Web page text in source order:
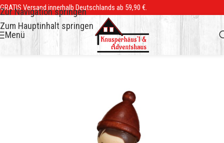
Zur Navigation springen
Zum Hauptinhalt springen
GRATIS Versand innerhalb Deutschlands ab 59,90 €.
Menü